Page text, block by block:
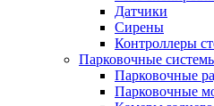
Датчики
Сирены
Контроллеры
Парковочные
Парковочные
Парковочные